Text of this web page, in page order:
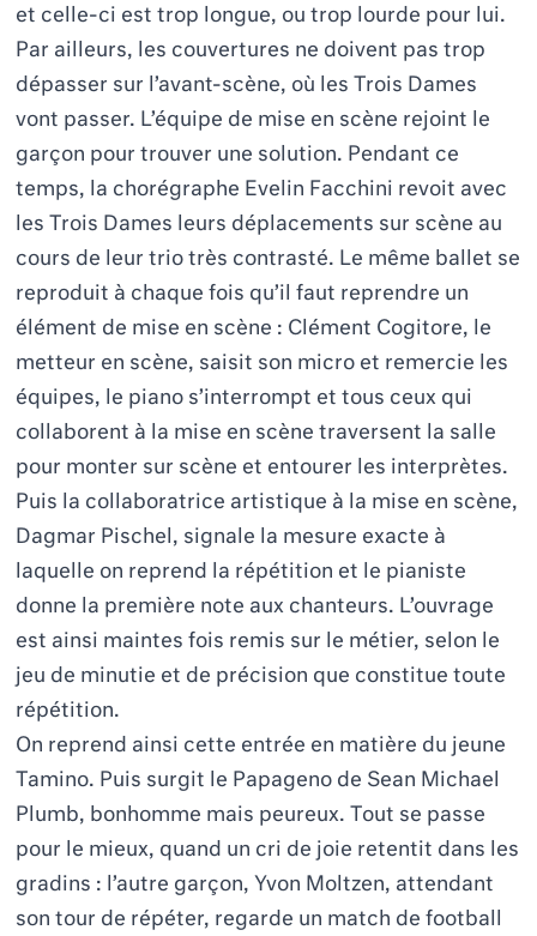
et celle-ci est trop longue, ou trop lourde pour lui.
Par ailleurs, les couvertures ne doivent pas trop
dépasser sur l’avant-scène, où les Trois Dames
vont passer. L’équipe de mise en scène rejoint le
garçon pour trouver une solution. Pendant ce
temps, la chorégraphe Evelin Facchini revoit avec
les Trois Dames leurs déplacements sur scène au
cours de leur trio très contrasté. Le même ballet se
reproduit à chaque fois qu’il faut reprendre un
élément de mise en scène : Clément Cogitore, le
metteur en scène, saisit son micro et remercie les
équipes, le piano s’interrompt et tous ceux qui
collaborent à la mise en scène traversent la salle
pour monter sur scène et entourer les interprètes.
Puis la collaboratrice artistique à la mise en scène,
Dagmar Pischel, signale la mesure exacte à
laquelle on reprend la répétition et le pianiste
donne la première note aux chanteurs. L’ouvrage
est ainsi maintes fois remis sur le métier, selon le
jeu de minutie et de précision que constitue toute
répétition.
On reprend ainsi cette entrée en matière du jeune
Tamino. Puis surgit le Papageno de Sean Michael
Plumb, bonhomme mais peureux. Tout se passe
pour le mieux, quand un cri de joie retentit dans les
gradins : l’autre garçon, Yvon Moltzen, attendant
son tour de répéter, regarde un match de football